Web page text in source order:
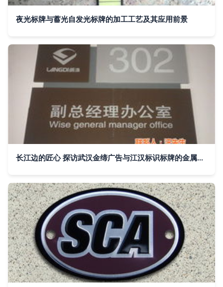
夜光标牌与蓄光自发光标牌的加工工艺及其应用前景
长江边的匠心 探访武汉金缔广告与江汉标识标牌的金属牌艺术